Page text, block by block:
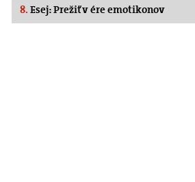
8. Esej: Prežiť v ére emotikonov